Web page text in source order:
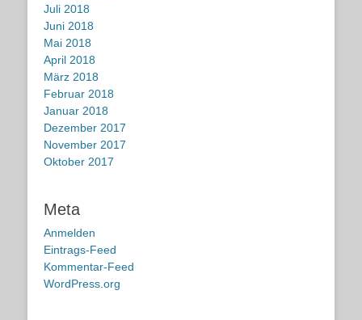
Juli 2018
Juni 2018
Mai 2018
April 2018
März 2018
Februar 2018
Januar 2018
Dezember 2017
November 2017
Oktober 2017
Meta
Anmelden
Eintrags-Feed
Kommentar-Feed
WordPress.org